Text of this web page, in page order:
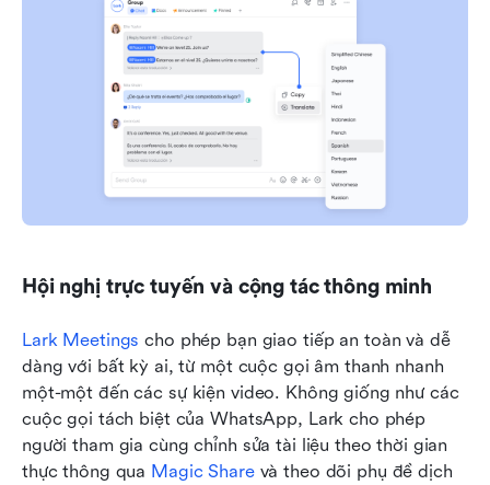
Hội nghị trực tuyến và cộng tác thông minh
Lark Meetings cho phép bạn giao tiếp an toàn và dễ
dàng với bất kỳ ai, từ một cuộc gọi âm thanh nhanh
một-một đến các sự kiện video. Không giống như các
cuộc gọi tách biệt của WhatsApp, Lark cho phép
người tham gia cùng chỉnh sửa tài liệu theo thời gian
thực thông qua Magic Share và theo dõi phụ đề dịch